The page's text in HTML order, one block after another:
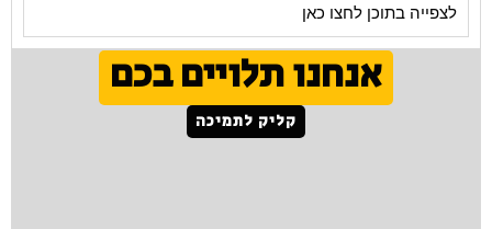
לצפייה בתוכן לחצו כאן
אנחנו תלויים בכם
קליק לתמיכה